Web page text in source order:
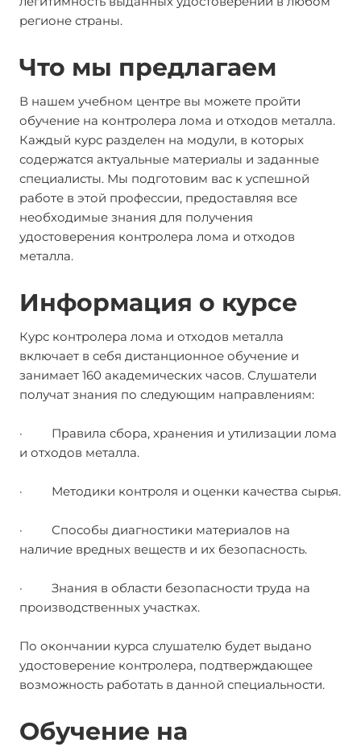
регионе страны.
Что мы предлагаем
В нашем учебном центре вы можете пройти
обучение на контролера лома и отходов металла.
Каждый курс разделен на модули, в которых
содержатся актуальные материалы и заданные
специалисты. Мы подготовим вас к успешной
работе в этой профессии, предоставляя все
необходимые знания для получения
удостоверения контролера лома и отходов
металла.
Информация о курсе
Курс контролера лома и отходов металла
включает в себя дистанционное обучение и
занимает 160 академических часов. Слушатели
получат знания по следующим направлениям:
· Правила сбора, хранения и утилизации лома
и отходов металла.
· Методики контроля и оценки качества сырья.
· Способы диагностики материалов на
наличие вредных веществ и их безопасность.
· Знания в области безопасности труда на
производственных участках.
По окончании курса слушателю будет выдано
удостоверение контролера, подтверждающее
возможность работать в данной специальности.
Обучение на